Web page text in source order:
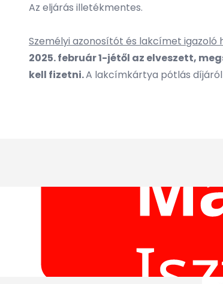
Az eljárás illetékmentes.
Személyi azonosítót és lakcímet
2025. február 1-jétől az elveszett,
kell fizetni.A lakcímkártya pótlás